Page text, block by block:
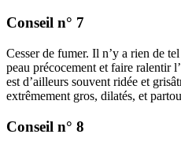
Conseil n° 7
Cesser de fumer. Il n’y a rien de
peau précocement et faire ralentir
est d’ailleurs souvent ridée et
extrêmement gros, dilatés, et
Conseil n° 8